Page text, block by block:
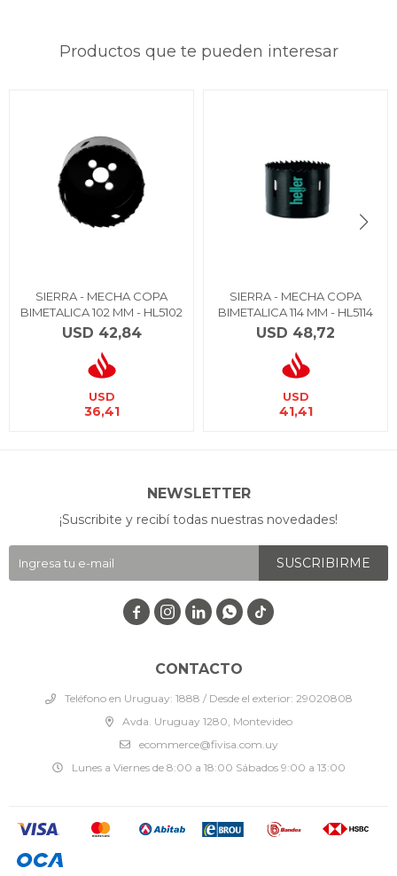
Productos que te pueden interesar
SIERRA - MECHA COPA
BIMETALICA 102 MM - HL5102
USD 42,84
USD
36,41
SIERRA - MECHA COPA
BIMETALICA 114 MM - HL5114
USD 48,72
USD
41,41
CONTACTO
Teléfono en Uruguay: 1888 / Desde el exterior: 29020808
Avda. Uruguay 1280, Montevideo
ecommerce@fivisa.com.uy
Lunes a Viernes de 8:00 a 18:00 Sábados 9:00 a 13:00
NEWSLETTER
¡Suscribite y recibí todas nuestras novedades!
SUSCRIBIRME
   